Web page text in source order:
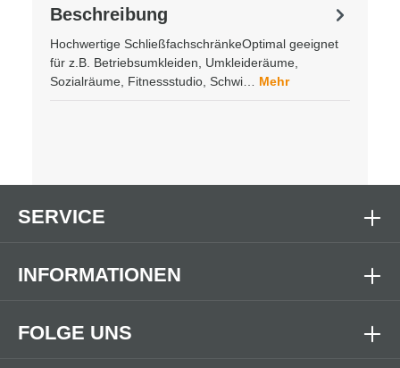
Beschreibung
Hochwertige SchließfachschränkeOptimal geeignet
für z.B. Betriebsumkleiden, Umkleideräume,
Sozialräume, Fitnessstudio, Schwi… Mehr
FOLGE UNS
SERVICE
INFORMATIONEN